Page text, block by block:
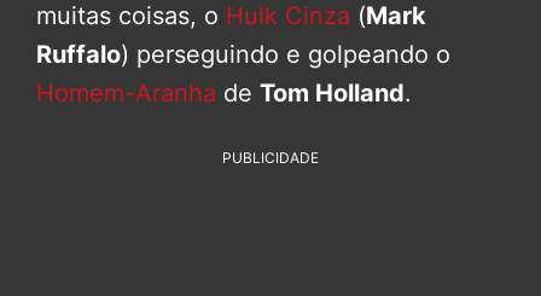
muitas coisas, o Hulk Cinza (Mark
Ruffalo) perseguindo e golpeando o
Homem-Aranha de Tom Holland.
PUBLICIDADE